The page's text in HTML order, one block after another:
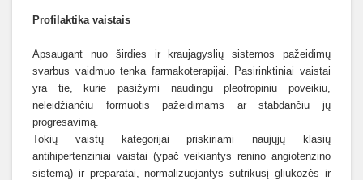
Profilaktika vaistais
Apsaugant nuo širdies ir kraujagyslių sistemos pažeidimų
svarbus vaidmuo tenka farmakoterapijai. Pasirinktiniai vaistai
yra tie, kurie pasižymi naudingu pleotropiniu poveikiu,
neleidžiančiu formuotis pažeidimams ar stabdančiu jų
progresavimą.
Tokių vaistų kategorijai priskiriami naujųjų klasių
antihipertenziniai vaistai (ypač veikiantys renino angiotenzino
sistemą) ir preparatai, normalizuojantys sutrikusį gliukozės ir